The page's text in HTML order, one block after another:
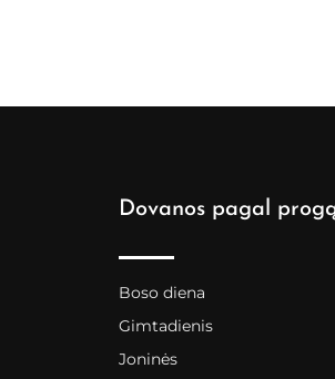
Dovanos pagal
Boso diena
Gimtadienis
Joninės